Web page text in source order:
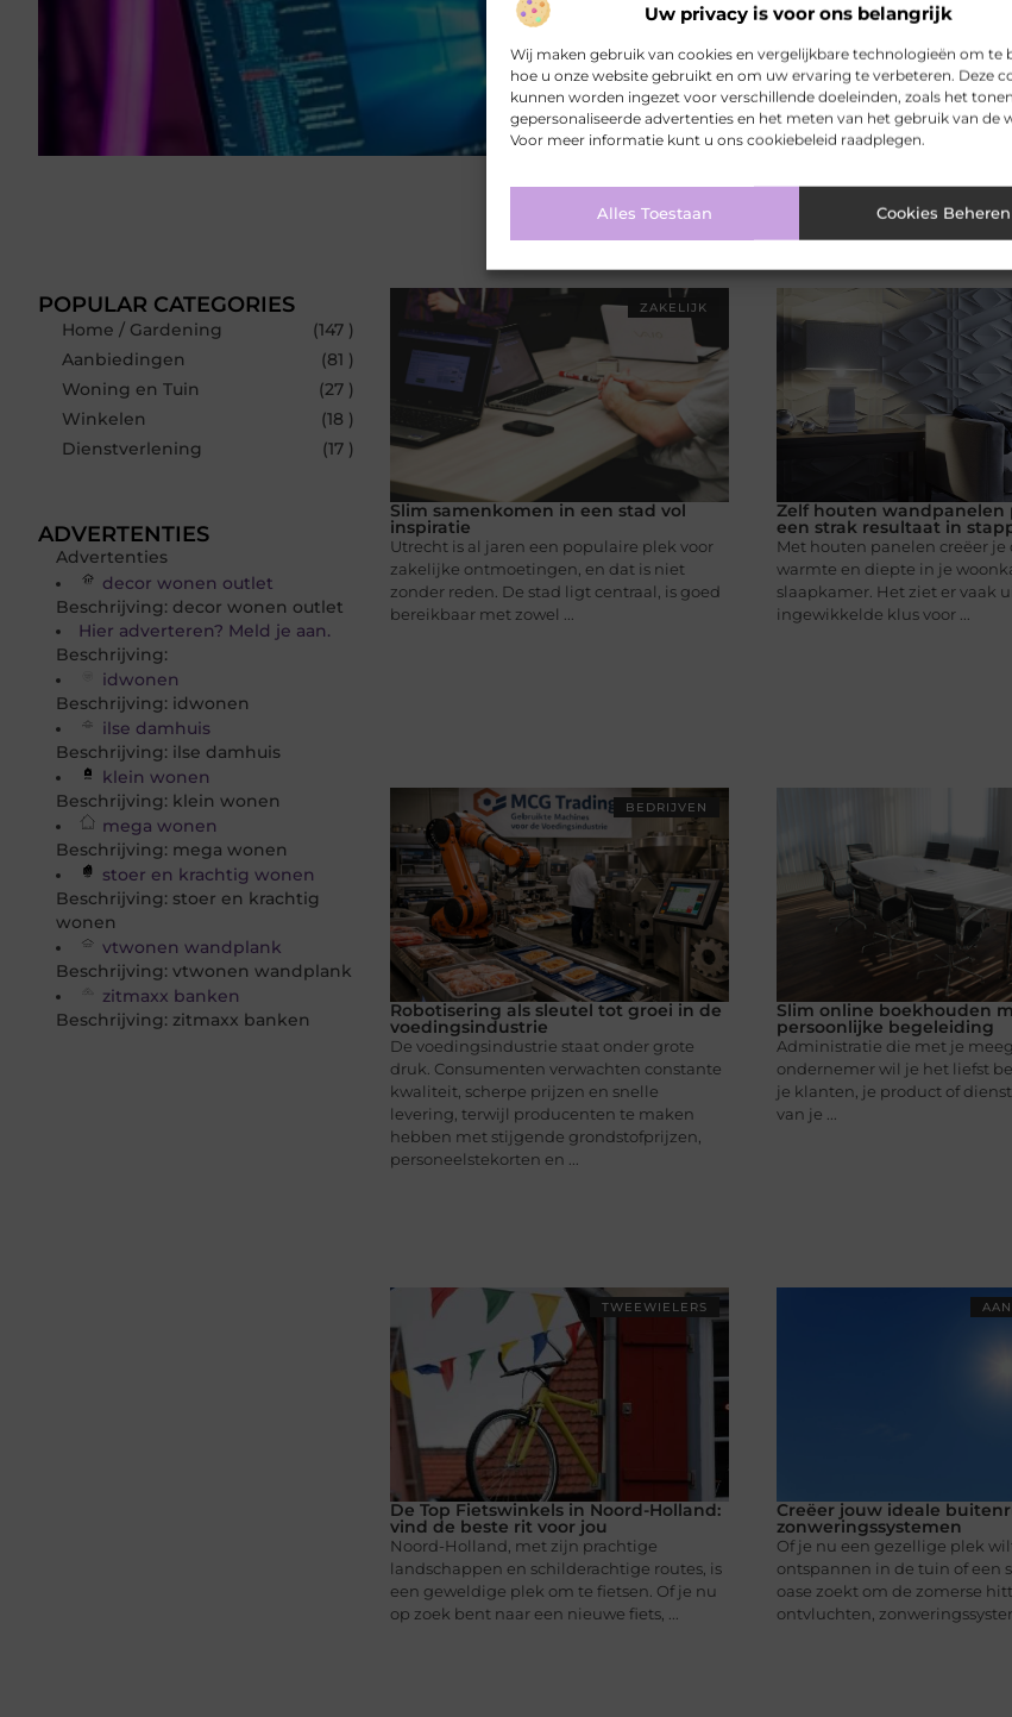
Uw privacy is voor ons belangrijk
Wij maken gebruik van cookies en vergelijkbare technologieën om te
hoe u onze website gebruikt en om uw ervaring te verbeteren. Deze
kunnen worden ingezet voor verschillende doeleinden, zoals het
gepersonaliseerde advertenties en het meten van het gebruik van de
Voor meer informatie kunt u ons cookiebeleid raadplegen.
Alles Toestaan Cookies Beheren
POPULAR CATEGORIES
Home / Gardening
(147 )
Aanbiedingen
(81 )
Woning en Tuin
(27 )
Winkelen
(18 )
Dienstverlening
(17 )
ADVERTENTIES
Advertenties
decor wonen outlet
Beschrijving: decor wonen outlet
Hier adverteren? Meld je aan.
Beschrijving:
idwonen
Beschrijving: idwonen
ilse damhuis
Beschrijving: ilse damhuis
klein wonen
Beschrijving: klein wonen
mega wonen
Beschrijving: mega wonen
stoer en krachtig wonen
Beschrijving: stoer en krachtig
wonen
vtwonen wandplank
Beschrijving: vtwonen wandplank
zitmaxx banken
Beschrijving: zitmaxx banken
ZAKELIJK
Slim samenkomen in een stad vol
inspiratie
Utrecht is al jaren een populaire plek voor
zakelijke ontmoetingen, en dat is niet
zonder reden. De stad ligt centraal, is goed
bereikbaar met zowel ...
Zelf houten wandpanelen
een strak resultaat in
Met houten panelen creëer je
warmte en diepte in je
slaapkamer. Het ziet er vaak
ingewikkelde klus voor ...
BEDRIJVEN
Robotisering als sleutel tot groei in de
voedingsindustrie
De voedingsindustrie staat onder grote
druk. Consumenten verwachten constante
kwaliteit, scherpe prijzen en snelle
levering, terwijl producenten te maken
hebben met stijgende grondstofprijzen,
personeelstekorten en ...
Slim online boekhouden
persoonlijke begeleiding
Administratie die met je
ondernemer wil je het liefst
je klanten, je product of
van je ...
TWEEWIELERS
De Top Fietswinkels in Noord-Holland:
vind de beste rit voor jou
Noord-Holland, met zijn prachtige
landschappen en schilderachtige routes, is
een geweldige plek om te fietsen. Of je nu
op zoek bent naar een nieuwe fiets, ...
Creëer jouw ideale
zonweringssystemen
Of je nu een gezellige plek
ontspannen in de tuin of een
oase zoekt om de zomerse
ontvluchten,